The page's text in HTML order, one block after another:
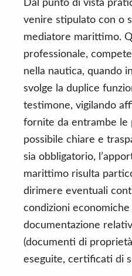
Dal punto di vista
venire stipulato con o
mediatore marittimo.
professionale,
nella nautica, quando
svolge la duplice
testimone, vigilando
fornite da entrambe le
possibile chiare e
sia obbligatorio,
marittimo risulta
dirimere eventuali
condizioni
documentazione
(documenti di
eseguite, certificati di